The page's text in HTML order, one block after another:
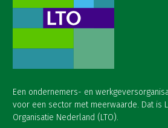
Een ondernemers- en
voor een sector met meerwaarde. Dat is
Organisatie Nederland (LTO).